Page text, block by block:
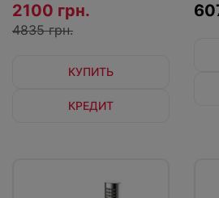
2100 грн.
4835 грн.
КУПИТЬ
КРЕДИТ